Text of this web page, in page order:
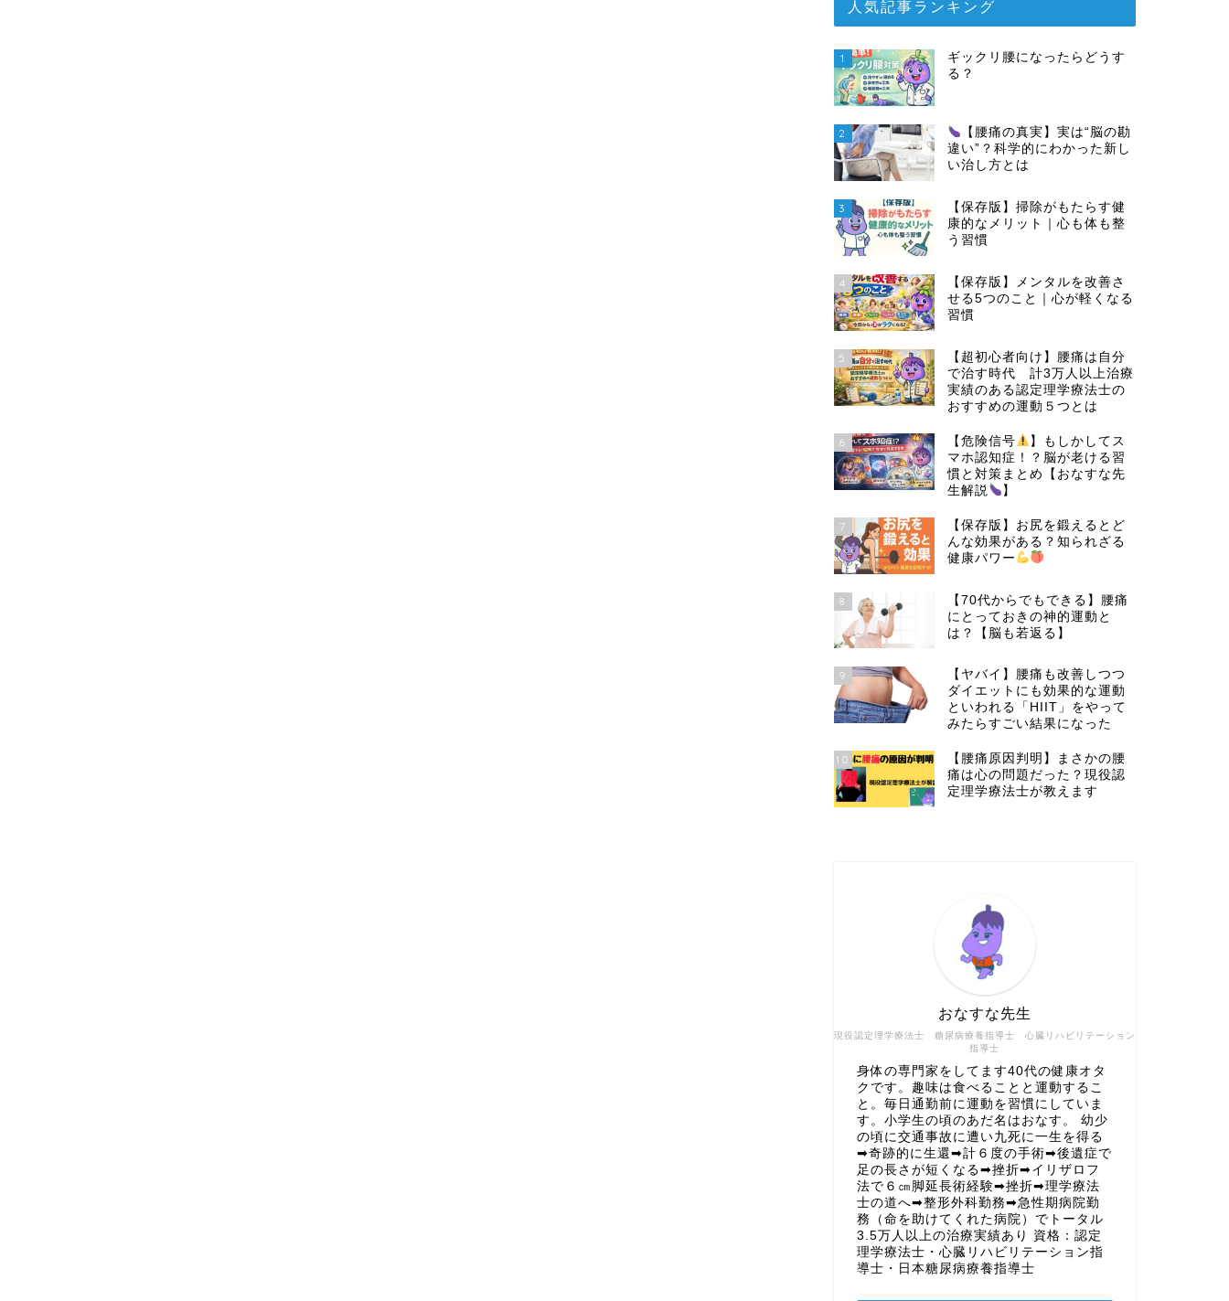
人気記事ランキング
1
ギックリ腰になったらどうす
る？
2
【腰痛の真実】実は“脳の勘
違い”？科学的にわかった新し
い治し方とは
3
【保存版】掃除がもたらす健
康的なメリット｜心も体も整
う習慣
4
【保存版】メンタルを改善さ
せる5つのこと｜心が軽くなる
習慣
5
【超初心者向け】腰痛は自分
で治す時代 計3万人以上治療
実績のある認定理学療法士の
おすすめの運動５つとは
6 【危険信号
】もしかしてス
マホ認知症！？脳が老ける習
慣と対策まとめ【おなすな先
生解説
】
7
【保存版】お尻を鍛えるとど
んな効果がある？知られざる
健康パワー
8
【70代からでもできる】腰痛
にとっておきの神的運動と
は？【脳も若返る】
9
【ヤバイ】腰痛も改善しつつ
ダイエットにも効果的な運動
といわれる「HIIT」をやって
みたらすごい結果になった
10
【腰痛原因判明】まさかの腰
痛は心の問題だった？現役認
定理学療法士が教えます
現役認定理学療法士 糖尿病療養指導士 心臓リハビリテーション
指導士
おなすな先生
身体の専門家をしてます40代の健康オタ
クです。趣味は食べることと運動するこ
と。毎日通勤前に運動を習慣にしていま
す。小学生の頃のあだ名はおなす。 幼少
の頃に交通事故に遭い九死に一生を得る
➡奇跡的に生還➡計６度の手術➡後遺症で
足の長さが短くなる➡挫折➡イリザロフ
法で６㎝脚延長術経験➡挫折➡理学療法
士の道へ➡整形外科勤務➡急性期病院勤
務（命を助けてくれた病院）でトータル
3.5万人以上の治療実績あり 資格：認定
理学療法士・心臓リハビリテーション指
導士・日本糖尿病療養指導士